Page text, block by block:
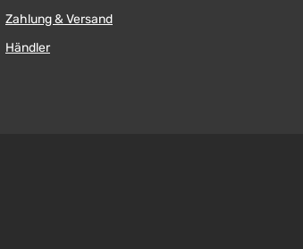
Zahlung & Versand
Händler